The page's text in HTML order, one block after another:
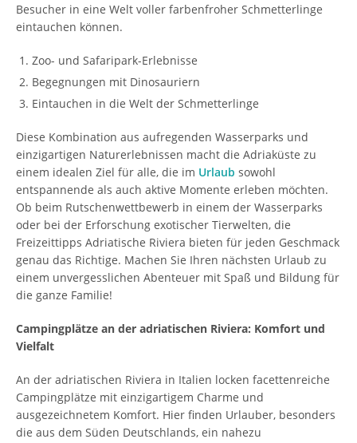
Besucher in eine Welt voller farbenfroher Schmetterlinge
eintauchen können.
Zoo- und Safaripark-Erlebnisse
Begegnungen mit Dinosauriern
Eintauchen in die Welt der Schmetterlinge
Diese Kombination aus aufregenden Wasserparks und
einzigartigen Naturerlebnissen macht die Adriaküste zu
einem idealen Ziel für alle, die im Urlaub sowohl
entspannende als auch aktive Momente erleben möchten.
Ob beim Rutschenwettbewerb in einem der Wasserparks
oder bei der Erforschung exotischer Tierwelten, die
Freizeittipps Adriatische Riviera bieten für jeden Geschmack
genau das Richtige. Machen Sie Ihren nächsten Urlaub zu
einem unvergesslichen Abenteuer mit Spaß und Bildung für
die ganze Familie!
Campingplätze an der adriatischen Riviera: Komfort und
Vielfalt
An der adriatischen Riviera in Italien locken facettenreiche
Campingplätze mit einzigartigem Charme und
ausgezeichnetem Komfort. Hier finden Urlauber, besonders
die aus dem Süden Deutschlands, ein nahezu